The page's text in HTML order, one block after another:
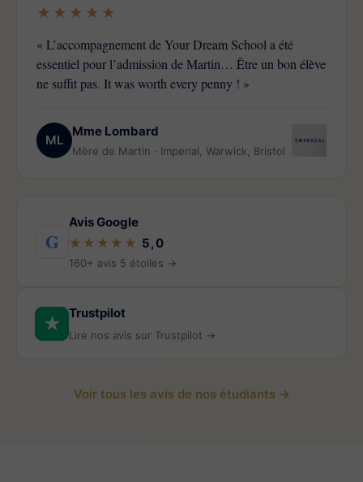
★★★★★
« L’accompagnement de Your Dream School a été
essentiel pour l’admission de Martin… Être un bon élève
ne suffit pas. It was worth every penny ! »
ML
Mme Lombard
Mère de Martin · Imperial, Warwick, Bristol
G
Avis Google
★★★★★ 5,0
160+ avis 5 étoiles →
★ Trustpilot
Lire nos avis sur Trustpilot →
Voir tous les avis de nos étudiants →